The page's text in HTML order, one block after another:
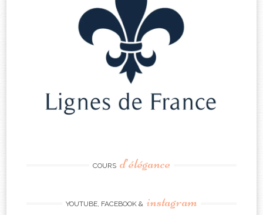
COURS d’élégance
YOUTUBE, FACEBOOK & instagram